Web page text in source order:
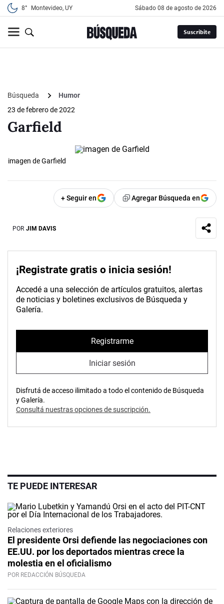
8° Montevideo, UY sábado 08 de agosto de 2026
Suscribite
Búsqueda
Humor
23 de febrero de 2022
Garfield
imagen de Garfield
+ Seguir en Agregar Búsqueda en
POR JIM DAVIS
¡Registrate gratis o inicia sesión!
Accedé a una selección de artículos gratuitos, alertas
de noticias y boletines exclusivos de Búsqueda y
Galería.
Registrarme
Iniciar sesión
Disfrutá de acceso ilimitado a todo el contenido de Búsqueda
y Galería.
Consultá nuestras opciones de suscripción.
TE PUEDE INTERESAR
Relaciones exteriores
El presidente Orsi defiende las negociaciones con
EE.UU. por los deportados mientras crece la
molestia en el oficialismo
POR REDACCIÓN BÚSQUEDA